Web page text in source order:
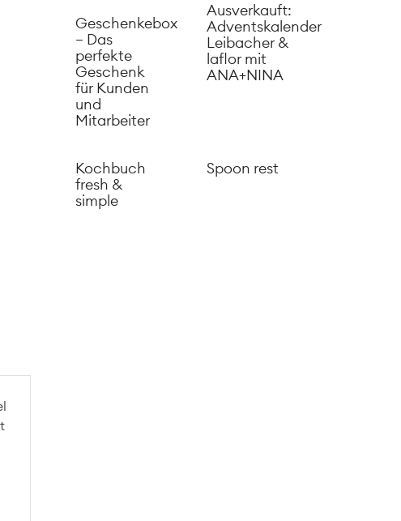
Geschenkebox
– Das
perfekte
Geschenk
für Kunden
und
Mitarbeiter
Ausverkauft:
Adventskalender
Leibacher &
laflor mit
ANA+NINA
Kochbuch
fresh &
simple
Spoon rest